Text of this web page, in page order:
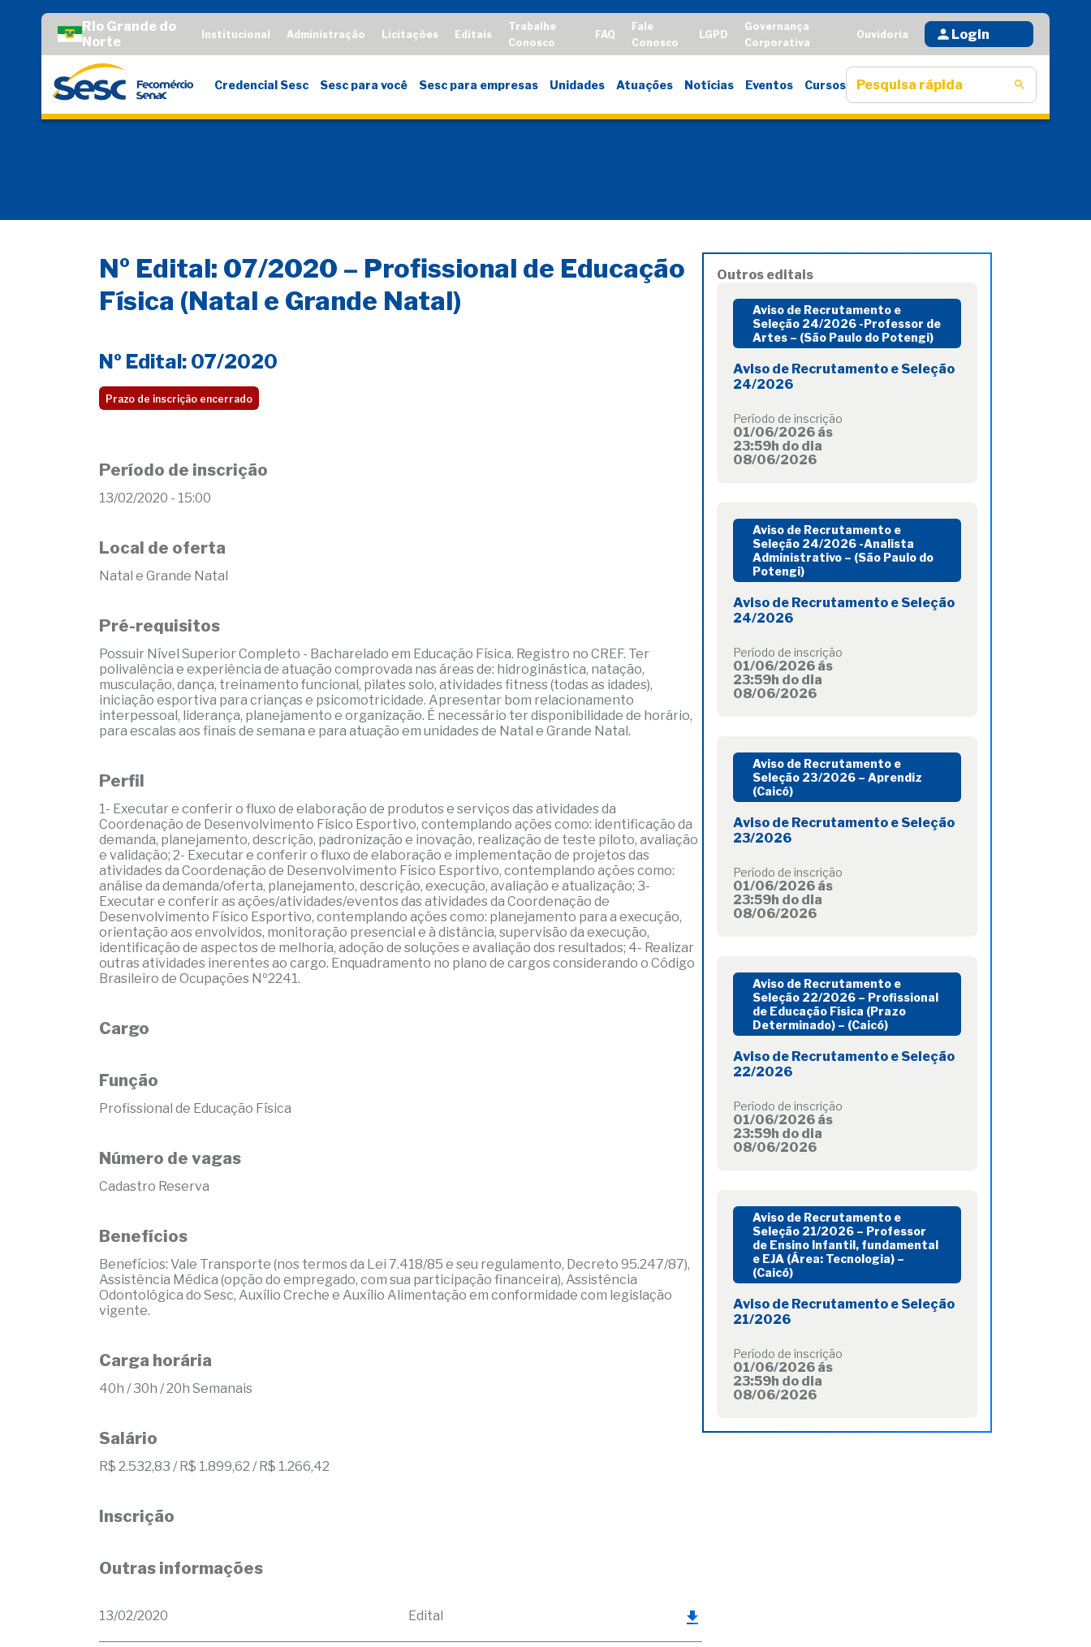
Rio Grande do
Norte
Institucional Administração Licitações Editais
Trabalhe
Conosco
FAQ
Fale
Conosco
LGPD
Governança
Corporativa
Ouvidoria Login
Credencial Sesc Sesc para você Sesc para empresas Unidades Atuações Notícias Eventos Cursos
Nº Edital: 07/2020 – Profissional de Educação
Física (Natal e Grande Natal)
Nº Edital: 07/2020
Prazo de inscrição encerrado
Período de inscrição
13/02/2020 - 15:00
Local de oferta
Natal e Grande Natal
Pré-requisitos
Possuir Nível Superior Completo - Bacharelado em Educação Física. Registro no CREF. Ter
polivalência e experiência de atuação comprovada nas áreas de: hidroginástica, natação,
musculação, dança, treinamento funcional, pilates solo, atividades fitness (todas as idades),
iniciação esportiva para crianças e psicomotricidade. Apresentar bom relacionamento
interpessoal, liderança, planejamento e organização. É necessário ter disponibilidade de horário,
para escalas aos finais de semana e para atuação em unidades de Natal e Grande Natal.
Perfil
1- Executar e conferir o fluxo de elaboração de produtos e serviços das atividades da
Coordenação de Desenvolvimento Físico Esportivo, contemplando ações como: identificação da
demanda, planejamento, descrição, padronização e inovação, realização de teste piloto, avaliação
e validação; 2- Executar e conferir o fluxo de elaboração e implementação de projetos das
atividades da Coordenação de Desenvolvimento Físico Esportivo, contemplando ações como:
análise da demanda/oferta, planejamento, descrição, execução, avaliação e atualização; 3-
Executar e conferir as ações/atividades/eventos das atividades da Coordenação de
Desenvolvimento Físico Esportivo, contemplando ações como: planejamento para a execução,
orientação aos envolvidos, monitoração presencial e à distância, supervisão da execução,
identificação de aspectos de melhoria, adoção de soluções e avaliação dos resultados; 4- Realizar
outras atividades inerentes ao cargo. Enquadramento no plano de cargos considerando o Código
Brasileiro de Ocupações Nº2241.
Cargo
Função
Profissional de Educação Física
Número de vagas
Cadastro Reserva
Benefícios
Benefícios: Vale Transporte (nos termos da Lei 7.418/85 e seu regulamento, Decreto 95.247/87),
Assistência Médica (opção do empregado, com sua participação financeira), Assistência
Odontológica do Sesc, Auxílio Creche e Auxílio Alimentação em conformidade com legislação
vigente.
Carga horária
40h / 30h / 20h Semanais
Salário
R$ 2.532,83 / R$ 1.899,62 / R$ 1.266,42
Inscrição
Outras informações
13/02/2020 Edital
Outros editais
Aviso de Recrutamento e
Seleção 24/2026 -Professor de
Artes – (São Paulo do Potengi)
Aviso de Recrutamento e Seleção
24/2026
Período de inscrição
01/06/2026 ás
23:59h do dia
08/06/2026
Aviso de Recrutamento e
Seleção 24/2026 -Analista
Administrativo – (São Paulo do
Potengi)
Aviso de Recrutamento e Seleção
24/2026
Período de inscrição
01/06/2026 ás
23:59h do dia
08/06/2026
Aviso de Recrutamento e
Seleção 23/2026 – Aprendiz
(Caicó)
Aviso de Recrutamento e Seleção
23/2026
Período de inscrição
01/06/2026 ás
23:59h do dia
08/06/2026
Aviso de Recrutamento e
Seleção 22/2026 – Profissional
de Educação Física (Prazo
Determinado) – (Caicó)
Aviso de Recrutamento e Seleção
22/2026
Período de inscrição
01/06/2026 ás
23:59h do dia
08/06/2026
Aviso de Recrutamento e
Seleção 21/2026 – Professor
de Ensino Infantil, fundamental
e EJA (Área: Tecnologia) –
(Caicó)
Aviso de Recrutamento e Seleção
21/2026
Período de inscrição
01/06/2026 ás
23:59h do dia
08/06/2026